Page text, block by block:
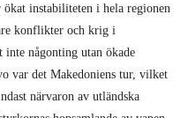
instabiliteten i hela regionen
konflikter och krig i
någonting utan ökade
var det Makedoniens tur, vilket
närvaron av utländska